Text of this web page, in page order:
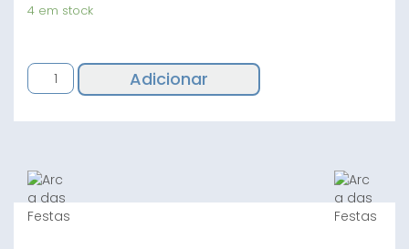
4 em stock
Quantidade
de
Feliz
Adicionar